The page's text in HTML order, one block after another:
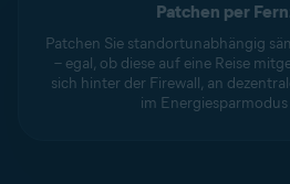
Patchen per
Patchen Sie standortunabhängig
– egal, ob diese auf eine Reise
sich hinter der Firewall, an
im